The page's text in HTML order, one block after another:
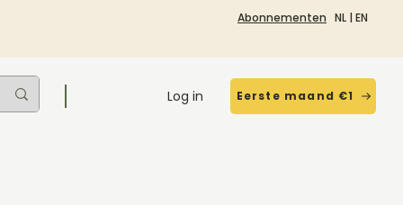
Abonnementen NL | EN
Log in Eerste maand €1